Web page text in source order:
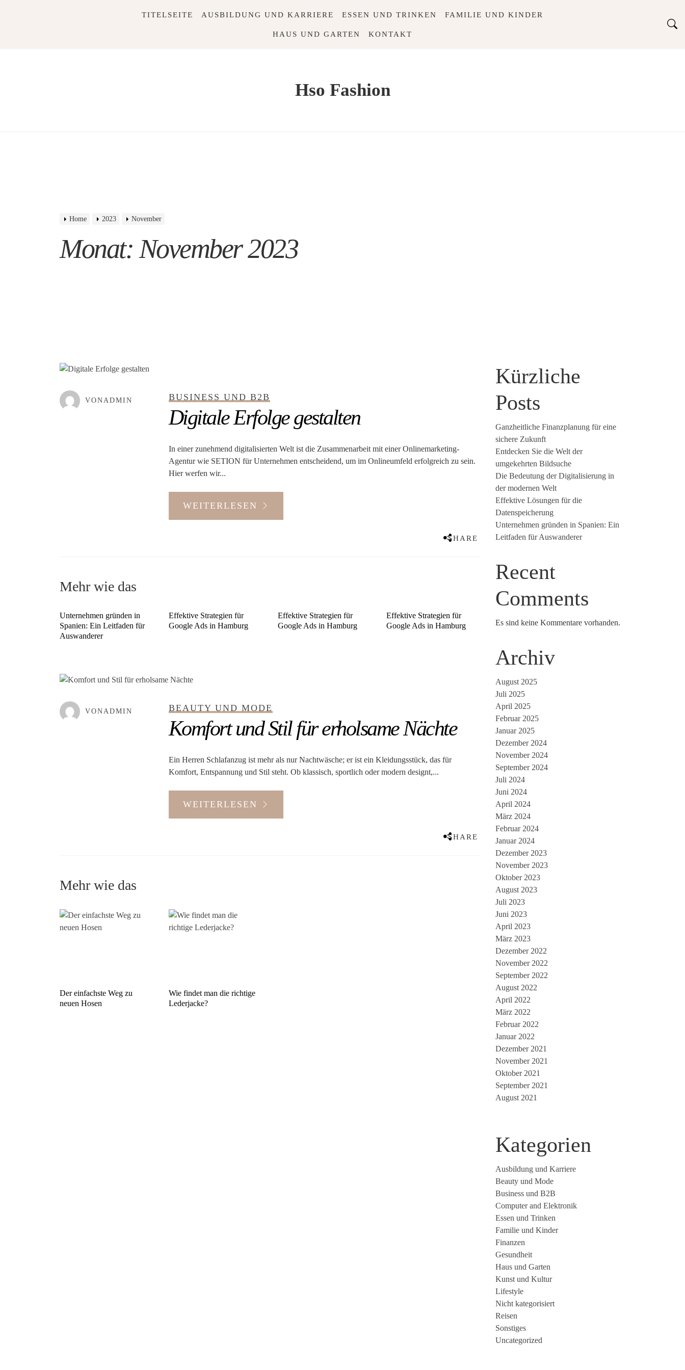
TITELSEITE AUSBILDUNG UND KARRIERE ESSEN UND TRINKEN FAMILIE UND KINDER
HAUS UND GARTEN KONTAKT
Hso Fashion
Home 2023 November
Monat:November 2023
VONADMIN BUSINESS UND B2B
Digitale Erfolge gestalten
In einer zunehmend digitalisierten Welt ist die Zusammenarbeit mit einer Onlinemarketing-
Agentur wie SETION für Unternehmen entscheidend, um im Onlineumfeld erfolgreich zu sein.
Hier werfen wir...
WEITERLESEN
SHARE
Mehr wie das
Unternehmen gründen in
Spanien: Ein Leitfaden für
Auswanderer
Effektive Strategien für
Google Ads in Hamburg
Effektive Strategien für
Google Ads in Hamburg
Effektive Strategien für
Google Ads in Hamburg
VONADMIN BEAUTY UND MODE
Komfort und Stil für erholsame Nächte
Ein Herren Schlafanzug ist mehr als nur Nachtwäsche; er ist ein Kleidungsstück, das für
Komfort, Entspannung und Stil steht. Ob klassisch, sportlich oder modern designt,...
WEITERLESEN
SHARE
Mehr wie das
Der einfachste Weg zu
neuen Hosen
Wie findet man die richtige
Lederjacke?
Kürzliche
Posts
Ganzheitliche Finanzplanung für eine
sichere Zukunft
Entdecken Sie die Welt der
umgekehrten Bildsuche
Die Bedeutung der Digitalisierung in
der modernen Welt
Effektive Lösungen für die
Datenspeicherung
Unternehmen gründen in Spanien: Ein
Leitfaden für Auswanderer
Recent
Comments
Es sind keine Kommentare vorhanden.
Archiv
August 2025
Juli 2025
April 2025
Februar 2025
Januar 2025
Dezember 2024
November 2024
September 2024
Juli 2024
Juni 2024
April 2024
März 2024
Februar 2024
Januar 2024
Dezember 2023
November 2023
Oktober 2023
August 2023
Juli 2023
Juni 2023
April 2023
März 2023
Dezember 2022
November 2022
September 2022
August 2022
April 2022
März 2022
Februar 2022
Januar 2022
Dezember 2021
November 2021
Oktober 2021
September 2021
August 2021
Kategorien
Ausbildung und Karriere
Beauty und Mode
Business und B2B
Computer and Elektronik
Essen und Trinken
Familie und Kinder
Finanzen
Gesundheit
Haus und Garten
Kunst und Kultur
Lifestyle
Nicht kategorisiert
Reisen
Sonstiges
Uncategorized